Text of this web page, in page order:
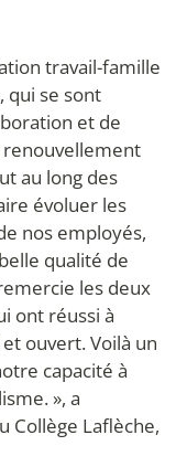
travail-famille
qui se sont
et de
renouvellement
au long des
évoluer les
nos employés,
qualité de
les deux
ont réussi à
ouvert. Voilà un
capacité à
», a
Collège Laflèche,